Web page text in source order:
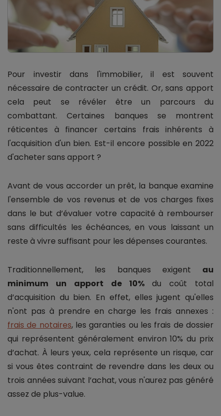
Pour investir dans l'immobilier, il est souvent
nécessaire de contracter un crédit. Or, sans apport
cela peut se révéler être un parcours du
combattant. Certaines banques se montrent
réticentes à financer certains frais inhérents à
l'acquisition d'un bien. Est-il encore possible en 2022
d'acheter sans apport ?
Avant de vous accorder un prêt, la banque examine
l'ensemble de vos revenus et de vos charges fixes
dans le but d’évaluer votre capacité à rembourser
sans difficultés les échéances, en vous laissant un
reste à vivre suffisant pour les dépenses courantes.
Traditionnellement, les banques exigent au
minimum un apport de 10% du coût total
d’acquisition du bien. En effet, elles jugent qu'elles
n'ont pas à prendre en charge les frais annexes :
frais de notaires, les garanties ou les frais de dossier
qui représentent généralement environ 10% du prix
d’achat. À leurs yeux, cela représente un risque, car
si vous êtes contraint de revendre dans les deux ou
trois années suivant l’achat, vous n'aurez pas généré
assez de plus-value.